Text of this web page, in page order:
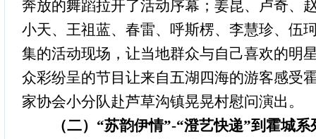
奔放的舞蹈拉开了活动序幕；姜昆、卢奇、
小天、 王祖蓝、 春雷、 呼斯楞、 李慧珍、 伍
集的活动现场，让当地群众与自己喜欢的明
众彩纷呈的节目让来自五湖四海的游客感受
家协会小分队赴芦草沟镇晃晃村慰问演出 。
（二） “苏韵伊情”-“澄艺快递”到霍城系